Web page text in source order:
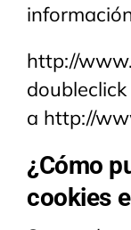
http://
doubleclick
a http://
¿Cómo
cookies